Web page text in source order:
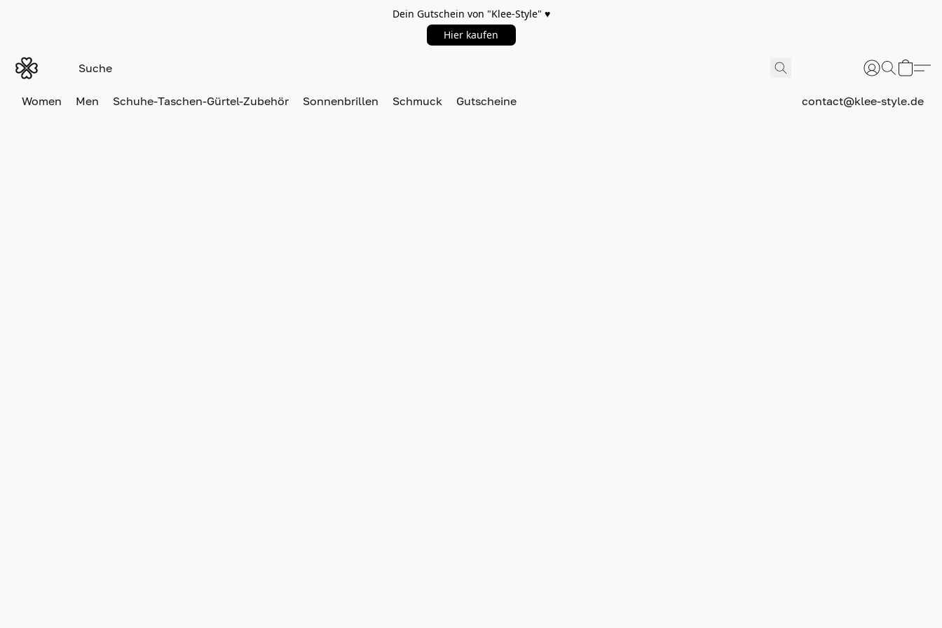
Dein Gutschein von "Klee-Style" ♥️
Hier kaufen
Women Men Schuhe-Taschen-Gürtel-Zubehör Sonnenbrillen Schmuck Gutscheine contact@klee-style.de